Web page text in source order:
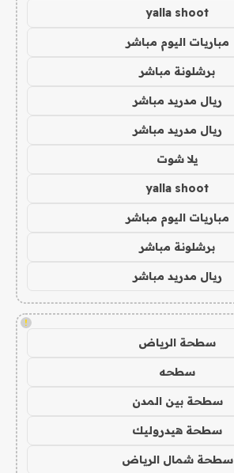
yalla shoot
مباريات اليوم مباشر
برشلونة مباشر
ريال مدريد مباشر
ريال مدريد مباشر
يلا شوت
yalla shoot
مباريات اليوم مباشر
برشلونة مباشر
ريال مدريد مباشر
!
سطحة الرياض
سطحه
سطحة بين المدن
سطحة هيدروليك
سطحة شمال الرياض